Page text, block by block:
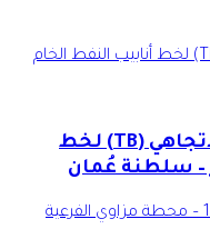
اسم المشروع: أعمال الحفر الاتجاهي (TB) لخط